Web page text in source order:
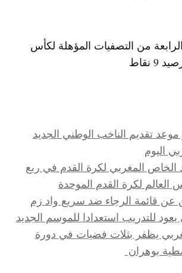
من التصفيات المؤهلة لكأس
9 نقاط
موعد تقديم الناخب الوطني الجديد
اليوم
الخاص المغربي لكرة القدم في ربع
العالم لكرة القدم الموحدة
عن قائمة الرجاء ضد سريع واد زم
يعود للتدريب استعدادا للموسم الجديد
يظفر بثلات فضيات في دورة
بوهران